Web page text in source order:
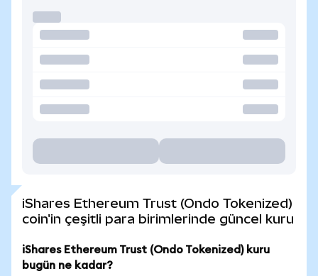
iShares Ethereum Trust (Ondo Tokenized)
coin'in çeşitli para birimlerinde güncel kuru
iShares Ethereum Trust (Ondo Tokenized) kuru
bugün ne kadar?